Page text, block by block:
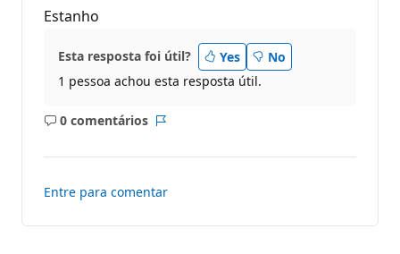
Estanho
Esta resposta foi útil? Yes
No
1 pessoa achou esta resposta útil.
0 comentários
Sem
Entre para comentar